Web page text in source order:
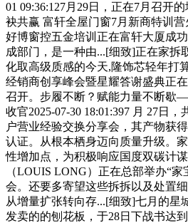
01 09:36:127月29日，正在7月召开
袂共赢 富轩全屋门窗7月新商特训
好博窗控五金培训正在富轩大厦成
成部门，是一种由...[细致]正在家拆
化取高级质感的今天,隆饰芯轻年
经销商创享峰会暨星耀答谢盛典正
召开。步履不断？赋能力量不断歇
收官2025-07-30 18:01:397 月 27日
户营业经验交换分享会，其产物获
认证。从根本栖身迈向质量升级。
性增加点，为积极响应国度双碳计
（LOUIS LONG）正在总部举办“
会。还要多寄望这些拆拆以及处置
从增量扩张转向存...[细致]七月的星
发卖的的刨花板，于28日下战书达